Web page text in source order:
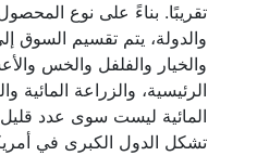
تقريبًا. بناءً على نوع
والدولة، يتم تقسيم السوق
والخيار والفلفل والخس
الرئيسية، والزراعة المائية
المائية ليست سوى عدد قليل
تشكل الدول الكبرى في أمريكا